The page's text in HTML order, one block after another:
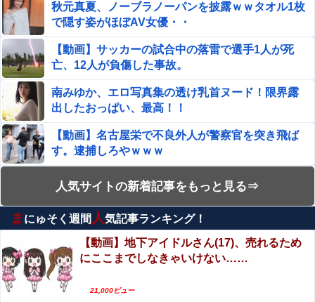
秋元真夏、ノーブラノーパンを披露ｗｗタオル1枚
で隠す姿がほぼAV女優・・
【動画】サッカーの試合中の落雷で選手1人が死
亡、12人が負傷した事故。
南みゆか、エロ写真集の透け乳首ヌード！限界露
出したおっぱい、最高！！
【動画】名古屋栄で不良外人が警察官を突き飛ば
す。逮捕しろやｗｗｗ
【閲覧注意】麻薬カルテルに処刑される男「待っ
て！こんな死に方聞いてない！」⇒ これはヤバい
【動画】経験の少なそうな地味巨乳♀、いきなり
同人AVで生挿入セックスしてしまう。 日本終わり
すぎだろ・・・
エロ漫画『女学校で男ひとりなので校則で性欲の
はけ口にされる日常 2時限目』をrawやhitomiを使
わずに無料で読む方法│クレスタ
人気サイトの新着記事をもっと見る⇒
ま にゅそく週間 人気記事ランキング！
【動画】地下アイドルさん(17)、売れるため
にここまでしなきゃいけない……
21,000ビュー